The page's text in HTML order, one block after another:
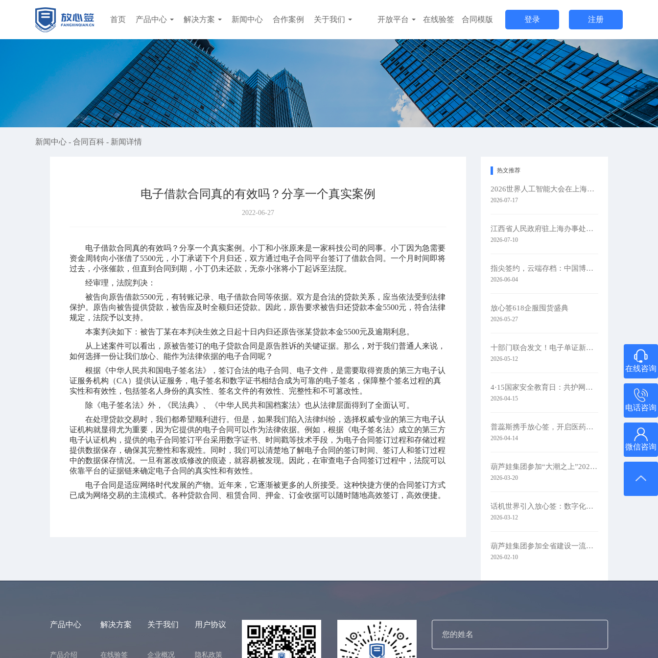
首页 产品中心 解决方案 新闻中心 合作案例 关于我们 开放平台 在线验签 合同模版 登录 注册
新闻中心 - 合同百科 - 新闻详情
电子借款合同真的有效吗？分享一个真实案例
2022-06-27
电子借款合同真的有效吗？分享一个真实案例。小丁和小张原来是一家科技公司的同事。小丁因为急需要
资金周转向小张借了5500元，小丁承诺下个月归还，双方通过电子合同平台签订了借款合同。一个月时间即将
过去，小张催款，但直到合同到期，小丁仍未还款，无奈小张将小丁起诉至法院。
经审理，法院判决：
被告向原告借款5500元，有转账记录、电子借款合同等依据。双方是合法的贷款关系，应当依法受到法律
保护。原告向被告提供贷款，被告应及时全额归还贷款。因此，原告要求被告归还贷款本金5500元，符合法律
规定，法院予以支持。
本案判决如下：被告丁某在本判决生效之日起十日内归还原告张某贷款本金5500元及逾期利息。
从上述案件可以看出，原被告签订的电子贷款合同是原告胜诉的关键证据。那么，对于我们普通人来说，
如何选择一份让我们放心、能作为法律依据的电子合同呢？
根据《中华人民共和国电子签名法》，签订合法的电子合同、电子文件，是需要取得资质的第三方电子认
证服务机构（CA）提供认证服务，电子签名和数字证书相结合成为可靠的电子签名，保障整个签名过程的真
实性和有效性，包括签名人身份的真实性、签名文件的有效性、完整性和不可篡改性。
除《电子签名法》外，《民法典》、《中华人民共和国档案法》也从法律层面得到了全面认可。
在处理贷款交易时，我们都希望顺利进行。但是，如果我们陷入法律纠纷，选择权威专业的第三方电子认
证机构就显得尤为重要，因为它提供的电子合同可以作为法律依据。例如，根据《电子签名法》成立的第三方
电子认证机构，提供的电子合同签订平台采用数字证书、时间戳等技术手段，为电子合同签订过程和存储过程
提供数据保存，确保其完整性和客观性。同时，我们可以清楚地了解电子合同的签订时间、签订人和签订过程
中的数据保存情况。一旦有篡改或修改的痕迹，就容易被发现。因此，在审查电子合同签订过程中，法院可以
依靠平台的证据链来确定电子合同的真实性和有效性。
电子合同是适应网络时代发展的产物。近年来，它逐渐被更多的人所接受。这种快捷方便的合同签订方式
已成为网络交易的主流模式。各种贷款合同、租赁合同、押金、订金收据可以随时随地高效签订，高效便捷。
热文推荐
2026世界人工智能大会在上海隆重举办
2026-07-17
江西省人民政府驻上海办事处党组书记、主任肖承贵一行莅临集团考察
2026-07-10
指尖签约，云端存档：中国博协携手放心签，让办展更简单
2026-06-04
放心签618企服囤货盛典
2026-05-27
十部门联合发文！电子单证新规落地
2026-05-12
4·15国家安全教育日：共护网络安全​
2026-04-15
普蕊斯携手放心签，开启医药研发智慧签约新时代
2026-04-14
葫芦娃集团参加“大潮之上”2026浙商主题大会
2026-03-20
话机世界引入放心签：数字化签约赋能通信零售新未来
2026-03-12
葫芦娃集团参加全省建设一流创新生态打造最具竞争力营商环境大会
2026-02-10
产品中心
产品介绍
解决方案
在线验签
关于我们
企业概况
用户协议
隐私政策
在线咨询
电话咨询
微信咨询